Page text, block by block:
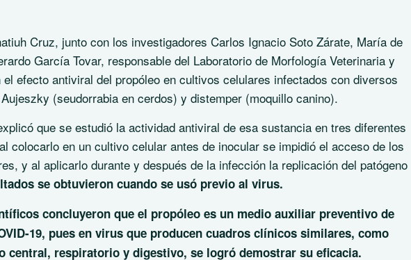
Cruz, junto con los investigadores Carlos Ignacio Soto Zárate, María de
García Tovar, responsable del Laboratorio de Morfología Veterinaria y
efecto antiviral del propóleo en cultivos celulares infectados con diversos
Aujeszky (seudorrabia en cerdos) y distemper (moquillo canino).
que se estudió la actividad antiviral de esa sustancia en tres diferentes
colocarlo en un cultivo celular antes de inocular se impidió el acceso de los
y al aplicarlo durante y después de la infección la replicación del patógeno
se obtuvieron cuando se usó previo al virus.
concluyeron que el propóleo es un medio auxiliar preventivo de
19, pues en virus que producen cuadros clínicos similares, como
central, respiratorio y digestivo, se logró demostrar su eficacia.